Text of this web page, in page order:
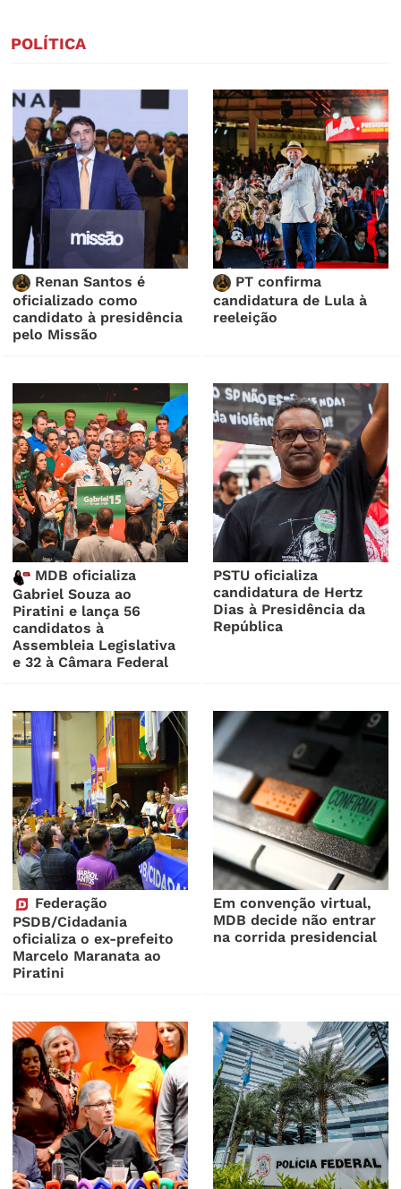
POLÍTICA
Renan Santos é
oficializado como
candidato à presidência
pelo Missão
PT confirma
candidatura de Lula à
reeleição
MDB oficializa
Gabriel Souza ao
Piratini e lança 56
candidatos à
Assembleia Legislativa
e 32 à Câmara Federal
PSTU oficializa
candidatura de Hertz
Dias à Presidência da
República
Federação
PSDB/Cidadania
oficializa o ex-prefeito
Marcelo Maranata ao
Piratini
Em convenção virtual,
MDB decide não entrar
na corrida presidencial